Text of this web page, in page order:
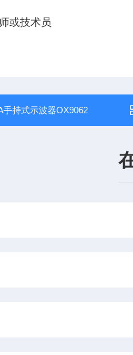
或技术员
手持式示波器OX9062